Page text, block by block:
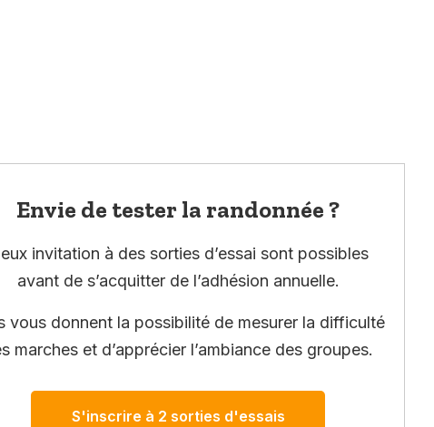
Envie de tester la randonnée ?
invitation à des sorties d’essai sont possibles
avant de s’acquitter de l’adhésion annuelle.
vous donnent la possibilité de mesurer la difficulté
marches et d’apprécier l’ambiance des groupes.
S'inscrire à 2 sorties d'essais